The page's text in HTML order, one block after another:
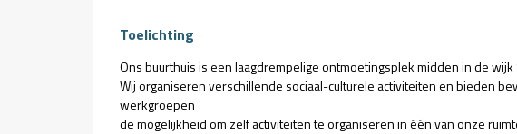
Toelichting
Ons buurthuis is een laagdrempelige ontmoetingsplek midden in de
Wij organiseren verschillende sociaal-culturele activiteiten en bieden
werkgroepen
de mogelijkheid om zelf activiteiten te organiseren in één van onze